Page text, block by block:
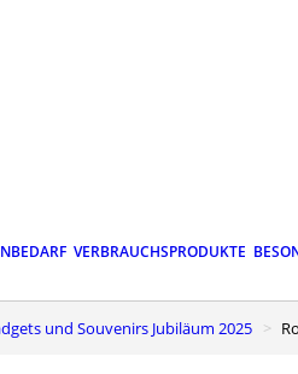
VERBRAUCHSPRODUKTE
und Souvenirs Jubiläum 2025